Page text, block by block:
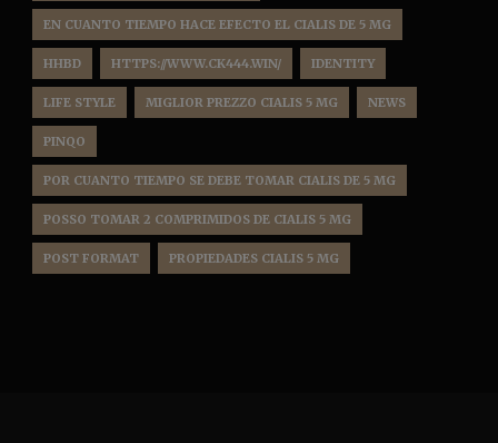
EN CUANTO TIEMPO HACE EFECTO EL CIALIS DE 5 MG
HHBD HTTPS://WWW.CK444.WIN/ IDENTITY
LIFE STYLE MIGLIOR PREZZO CIALIS 5 MG NEWS
PINQO
POR CUANTO TIEMPO SE DEBE TOMAR CIALIS DE 5 MG
POSSO TOMAR 2 COMPRIMIDOS DE CIALIS 5 MG
POST FORMAT PROPIEDADES CIALIS 5 MG